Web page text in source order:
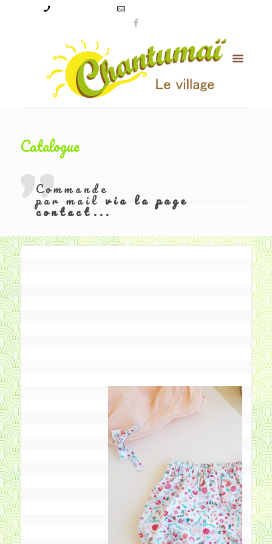
Catalogue
Commande
par mailvia la page
contact...